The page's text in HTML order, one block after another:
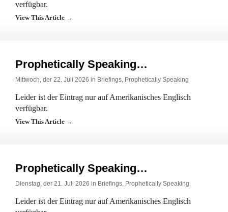
verfügbar.
View This Article →
Prophetically Speaking…
Mittwoch, der 22. Juli 2026 in Briefings, Prophetically Speaking
Leider ist der Eintrag nur auf Amerikanisches Englisch
verfügbar.
View This Article →
Prophetically Speaking…
Dienstag, der 21. Juli 2026 in Briefings, Prophetically Speaking
Leider ist der Eintrag nur auf Amerikanisches Englisch